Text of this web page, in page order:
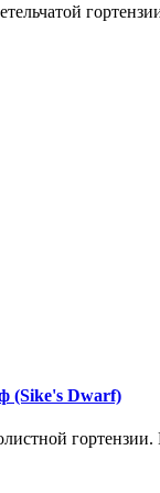
(Sike's Dwarf)